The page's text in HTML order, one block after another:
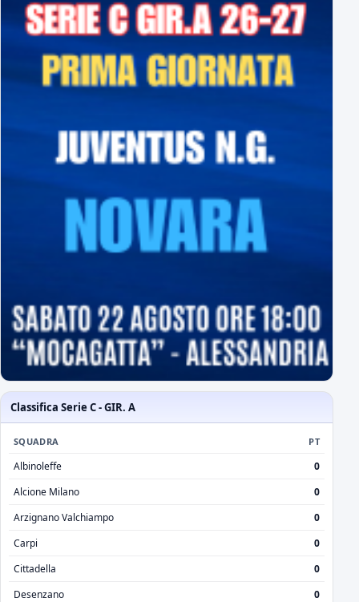
Classifica Serie C - GIR. A
SQUADRA PT
Albinoleffe
0
Alcione Milano
0
Arzignano Valchiampo
0
Carpi
0
Cittadella
0
Desenzano
0